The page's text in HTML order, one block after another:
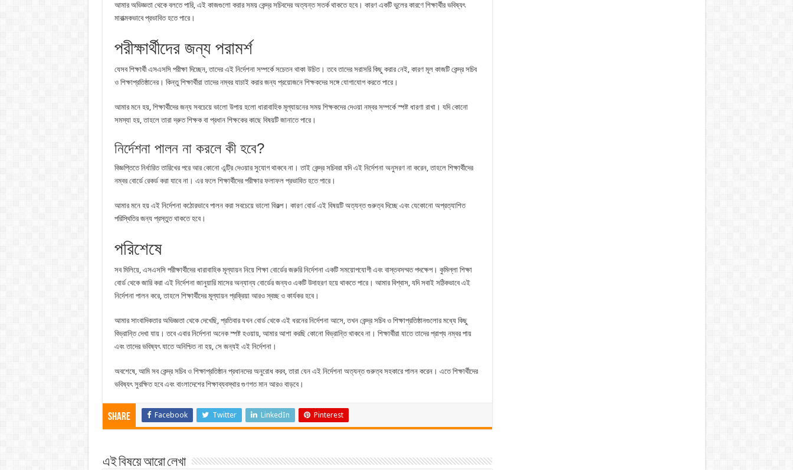
আমার অভিজ্ঞতা থেকে বলতে পারি, এই কাজগুলো করার সময় কেন্দ্র সচিবদের অত্যন্ত সতর্ক থাকতে হবে। কারণ একটি ভুলের কারণে শিক্ষার্থীর ভবিষ্যৎ
মারাত্মকভাবে প্রভাবিত হতে পারে।
পরীক্ষার্থীদের জন্য পরামর্শ
যেসব শিক্ষার্থী এসএসসি পরীক্ষা দিচ্ছেন, তাদের এই নির্দেশনা সম্পর্কে সচেতন থাকা উচিত। তবে তাদের সরাসরি কিছু করার নেই, কারণ মূল কাজটি কেন্দ্র সচিব
ও শিক্ষাপ্রতিষ্ঠানের। কিন্তু শিক্ষার্থীরা তাদের নম্বর যাচাই করার জন্য প্রয়োজনে শিক্ষকদের সঙ্গে যোগাযোগ করতে পারে।
আমার মনে হয়, শিক্ষার্থীদের জন্য সবচেয়ে ভালো উপায় হলো ধারাবাহিক মূল্যায়নের সময় শিক্ষকদের দেওয়া নম্বর সম্পর্কে স্পষ্ট ধারণা রাখা। যদি কোনো
সমস্যা হয়, তাহলে তারা দ্রুত শিক্ষক বা প্রধান শিক্ষকের কাছে বিষয়টি জানাতে পারে।
নির্দেশনা পালন না করলে কী হবে?
বিজ্ঞপ্তিতে নির্ধারিত তারিখের পরে আর কোনো এন্ট্রি দেওয়ার সুযোগ থাকবে না। তাই কেন্দ্র সচিবরা যদি এই নির্দেশনা অনুসরণ না করেন, তাহলে শিক্ষার্থীদের
নম্বর বোর্ডে রেকর্ড করা যাবে না। এর ফলে শিক্ষার্থীদের পরীক্ষার ফলাফল প্রভাবিত হতে পারে।
আমার মনে হয় এই নির্দেশনা কঠোরভাবে পালন করা সবচেয়ে ভালো বিকল্প। কারণ বোর্ড এই বিষয়টি অত্যন্ত গুরুত্ব দিচ্ছে এবং যেকোনো অপ্রত্যাশিত
পরিস্থিতির জন্য প্রস্তুত থাকতে হবে।
পরিশেষে
সব মিলিয়ে, এসএসসি পরীক্ষার্থীদের ধারাবাহিক মূল্যায়ন নিয়ে শিক্ষা বোর্ডের জরুরি নির্দেশনা একটি সময়োপযোগী এবং বাস্তবসম্মত পদক্ষেপ। কুমিল্লা শিক্ষা
বোর্ড থেকে জারি করা এই নির্দেশনা জানুয়ারি মাসের অন্যান্য বোর্ডের জন্যও একটি উদাহরণ হয়ে থাকতে পারে। আমার বিশ্বাস, যদি সবাই সঠিকভাবে এই
নির্দেশনা পালন করে, তাহলে শিক্ষার্থীদের মূল্যায়ন প্রক্রিয়া আরও স্বচ্ছ ও কার্যকর হবে।
আমার সাংবাদিকতার অভিজ্ঞতা থেকে দেখেছি, প্রতিবার যখন বোর্ড থেকে এই ধরনের নির্দেশনা আসে, তখন কেন্দ্র সচিব ও শিক্ষাপ্রতিষ্ঠানগুলোর মধ্যে কিছু
বিভ্রান্তি দেখা যায়। তবে এবার নির্দেশনা অনেক স্পষ্ট হওয়ায়, আমার আশা করছি কোনো বিভ্রান্তি থাকবে না। শিক্ষার্থীরা যাতে তাদের প্রাপ্য নম্বর পায়
এবং তাদের ভবিষ্যৎ যাতে অনিশ্চিত না হয়, সে জন্যই এই নির্দেশনা।
অবশেষে, আমি সব কেন্দ্র সচিব ও শিক্ষাপ্রতিষ্ঠান প্রধানদের অনুরোধ করব, তারা যেন এই নির্দেশনা অত্যন্ত গুরুত্ব সহকারে পালন করেন। এতে শিক্ষার্থীদের
ভবিষ্যৎ সুরক্ষিত হবে এবং বাংলাদেশের শিক্ষাব্যবস্থার গুণগত মান আরও বাড়বে।
Share Facebook Twitter LinkedIn Pinterest
এই বিষয়ে আরো লেখা